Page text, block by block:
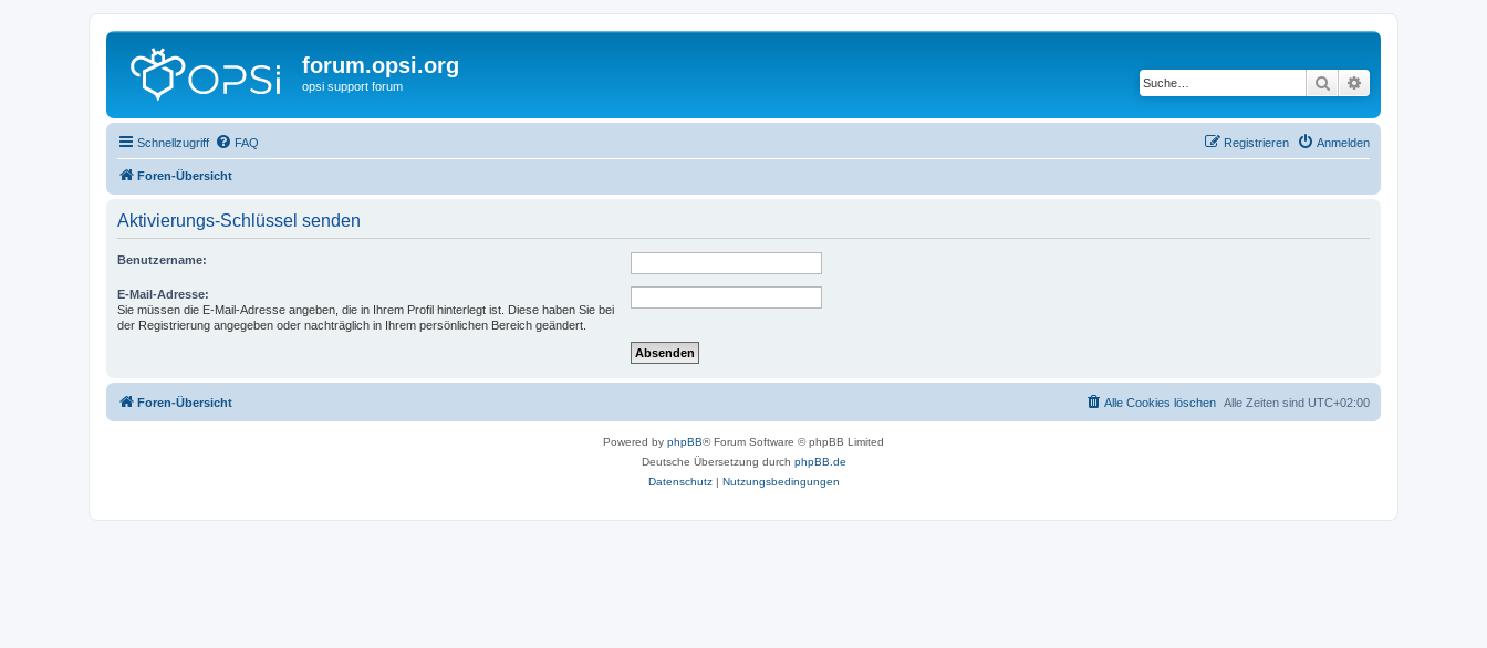
forum.opsi.org
opsi support forum Suche
Schnellzugriff FAQ Anmelden
Registrieren
Foren-Übersicht
Aktivierungs-Schlüssel senden
Benutzername:
E-Mail-Adresse:
Sie müssen die E-Mail-Adresse angeben, die in Ihrem Profil hinterlegt ist. Diese haben Sie bei
der Registrierung angegeben oder nachträglich in Ihrem persönlichen Bereich geändert.
Foren-Übersicht Alle Zeiten sind UTC+02:00
Alle Cookies löschen
Powered by phpBB® Forum Software © phpBB Limited
Deutsche Übersetzung durch phpBB.de
Datenschutz| Nutzungsbedingungen